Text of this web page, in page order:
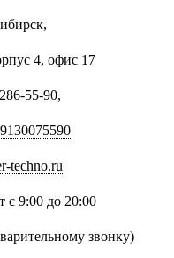
4, офис 17
55-90,
techno.ru
с 9:00 до 20:00
звонку)